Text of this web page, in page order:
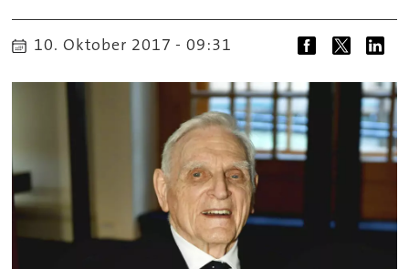
10. Oktober 2017 - 09:31